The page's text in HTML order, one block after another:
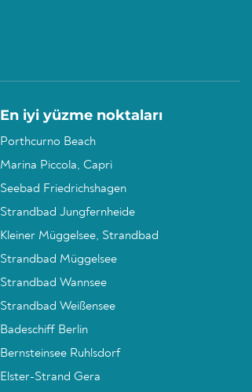
En iyi yüzme noktaları
Porthcurno Beach
Marina Piccola, Capri
Seebad Friedrichshagen
Strandbad Jungfernheide
Kleiner Müggelsee, Strandbad
Strandbad Müggelsee
Strandbad Wannsee
Strandbad Weißensee
Badeschiff Berlin
Bernsteinsee Ruhlsdorf
Elster-Strand Gera